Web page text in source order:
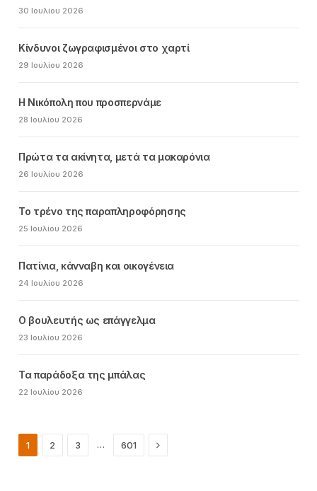
30 Ιουλίου 2026
Κίνδυνοι ζωγραφισμένοι στο χαρτί
29 Ιουλίου 2026
Η Νικόπολη που προσπερνάμε
28 Ιουλίου 2026
Πρώτα τα ακίνητα, μετά τα μακαρόνια
26 Ιουλίου 2026
Το τρένο της παραπληροφόρησης
25 Ιουλίου 2026
Πατίνια, κάνναβη και οικογένεια
24 Ιουλίου 2026
Ο βουλευτής ως επάγγελμα
23 Ιουλίου 2026
Τα παράδοξα της μπάλας
22 Ιουλίου 2026
1 2 3 … 601 Next